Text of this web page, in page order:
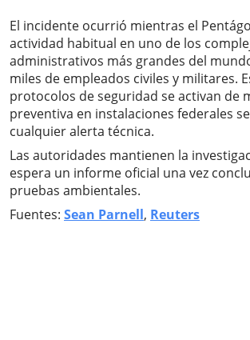
El incidente ocurrió mientras el
actividad habitual en uno de los
administrativos más grandes del
miles de empleados civiles y militares.
protocolos de seguridad se activan de
preventiva en instalaciones federales
cualquier alerta técnica.
Las autoridades mantienen la
espera un informe oficial una vez
pruebas ambientales.
Fuentes: Sean Parnell, Reuters